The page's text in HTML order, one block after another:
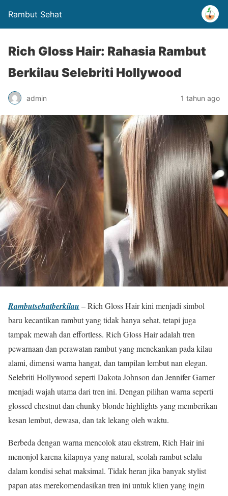
Rambut Sehat
Rich Gloss Hair: Rahasia Rambut
Berkilau Selebriti Hollywood
admin 1 tahun ago
Rambutsehatberkilau – Rich Gloss Hair kini menjadi simbol
baru kecantikan rambut yang tidak hanya sehat, tetapi juga
tampak mewah dan effortless. Rich Gloss Hair adalah tren
pewarnaan dan perawatan rambut yang menekankan pada kilau
alami, dimensi warna hangat, dan tampilan lembut nan elegan.
Selebriti Hollywood seperti Dakota Johnson dan Jennifer Garner
menjadi wajah utama dari tren ini. Dengan pilihan warna seperti
glossed chestnut dan chunky blonde highlights yang memberikan
kesan lembut, dewasa, dan tak lekang oleh waktu.
Berbeda dengan warna mencolok atau ekstrem, Rich Hair ini
menonjol karena kilapnya yang natural, seolah rambut selalu
dalam kondisi sehat maksimal. Tidak heran jika banyak stylist
papan atas merekomendasikan tren ini untuk klien yang ingin